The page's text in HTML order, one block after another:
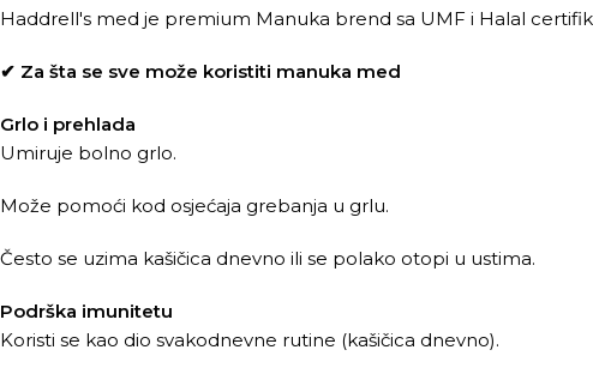
Haddrell's med je premium Manuka brend sa UMF i Halal
✔ Za šta se sve može koristiti manuka med
Grlo i prehlada
Umiruje bolno grlo.
Može pomoći kod osjećaja grebanja u grlu.
Često se uzima kašičica dnevno ili se polako otopi u ustima.
Podrška imunitetu
Koristi se kao dio svakodnevne rutine (kašičica dnevno).